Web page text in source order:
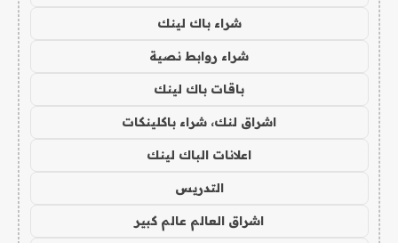
شراء باك لينك
شراء روابط نصية
باقات باك لينك
اشراق لنك، شراء باكلينكات
اعلانات الباك لينك
التدريس
اشراق العالم عالم كبير